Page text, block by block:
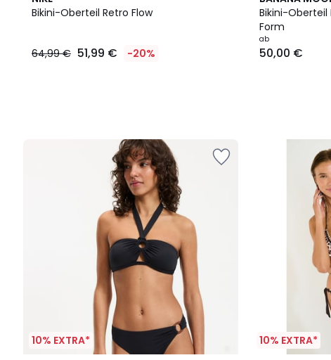
Bikini-Oberteil Retro Flow
64,99 € 51,99 € -20%
Bikini-
Form
ab
50,00 €
10% EXTRA* 10% EXTRA*